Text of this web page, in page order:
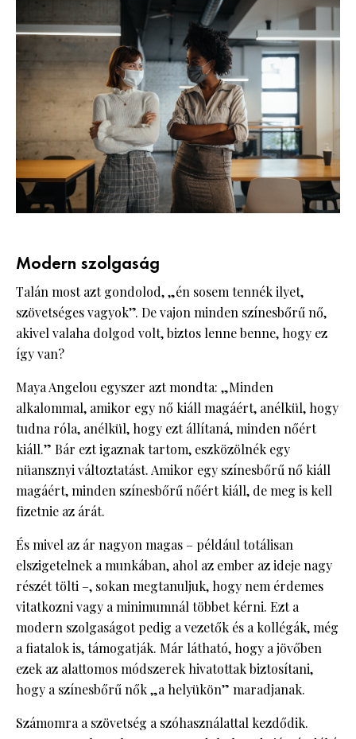
Modern szolgaság
Talán most azt gondolod, „én sosem tennék ilyet,
szövetséges vagyok”. De vajon minden színesbőrű nő,
akivel valaha dolgod volt, biztos lenne benne, hogy ez
így van?
Maya Angelou egyszer azt mondta: „Minden
alkalommal, amikor egy nő kiáll magáért, anélkül, hogy
tudna róla, anélkül, hogy ezt állítaná, minden nőért
kiáll.” Bár ezt igaznak tartom, eszközölnék egy
nüansznyi változtatást. Amikor egy színesbőrű nő kiáll
magáért, minden színesbőrű nőért kiáll, de meg is kell
fizetnie az árát.
És mivel az ár nagyon magas – például totálisan
elszigetelnek a munkában, ahol az ember az ideje nagy
részét tölti –, sokan megtanuljuk, hogy nem érdemes
vitatkozni vagy a minimumnál többet kérni. Ezt a
modern szolgaságot pedig a vezetők és a kollégák, még
a fiatalok is, támogatják. Már látható, hogy a jövőben
ezek az alattomos módszerek hivatottak biztosítani,
hogy a színesbőrű nők „a helyükön” maradjanak.
Számomra a szövetség a szóhasználattal kezdődik.